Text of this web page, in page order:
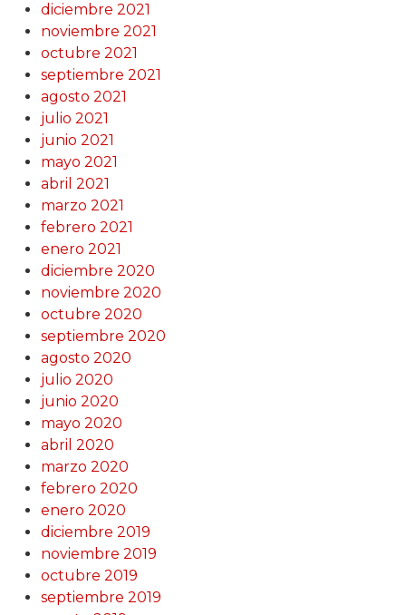
diciembre 2021
noviembre 2021
octubre 2021
septiembre 2021
agosto 2021
julio 2021
junio 2021
mayo 2021
abril 2021
marzo 2021
febrero 2021
enero 2021
diciembre 2020
noviembre 2020
octubre 2020
septiembre 2020
agosto 2020
julio 2020
junio 2020
mayo 2020
abril 2020
marzo 2020
febrero 2020
enero 2020
diciembre 2019
noviembre 2019
octubre 2019
septiembre 2019